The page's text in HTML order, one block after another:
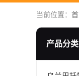
当前位置：
产品分类